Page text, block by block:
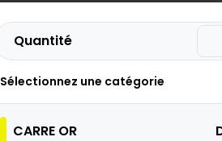
Quantité
Sélectionnez une catégorie
CARRE OR